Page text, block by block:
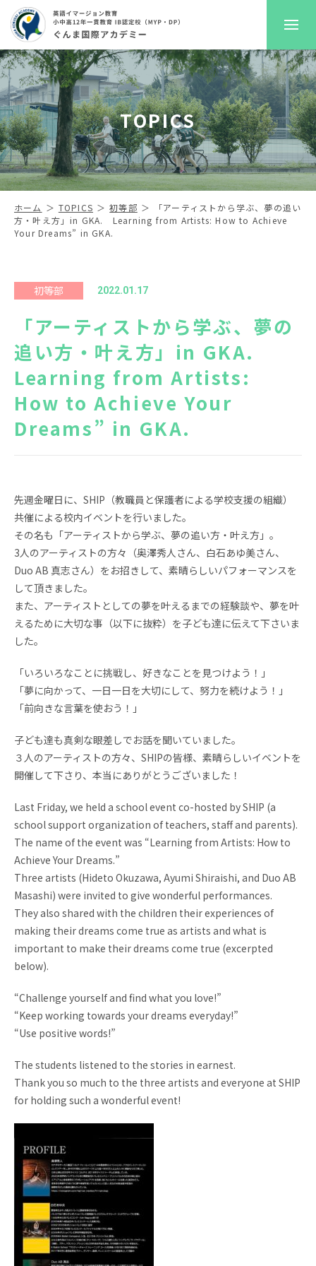
GKAについて
プレスクール
初等部
中高等部
入学案内
News Topics
FAQ 図書蔵書検索
保護者専用ページ
卒業生・転出された方
採用情報 視察申し込み
TOPICS
ホーム TOPICS 初等部
「アーティストから学ぶ、夢の追い
方・叶え方」in GKA. Learning from Artists: How to Achieve
Your Dreams” in GKA.
2022.01.17
初等部
「アーティストから学ぶ、夢の
追い方・叶え方」in GKA.
Learning from Artists:
How to Achieve Your
Dreams” in GKA.
先週金曜日に、SHIP（教職員と保護者による学校支援の組織）
共催による校内イベントを行いました。
その名も「アーティストから学ぶ、夢の追い方・叶え方」。
3人のアーティストの方々（奥澤秀人さん、白石あゆ美さん、
Duo AB 真志さん）をお招きして、素晴らしいパフォーマンスを
して頂きました。
また、アーティストとしての夢を叶えるまでの経験談や、夢を叶
えるために大切な事（以下に抜粋）を子ども達に伝えて下さいま
した。
「いろいろなことに挑戦し、好きなことを見つけよう！」
「夢に向かって、一日一日を大切にして、努力を続けよう！」
「前向きな言葉を使おう！」
子ども達も真剣な眼差しでお話を聞いていました。
３人のアーティストの方々、SHIPの皆様、素晴らしいイベントを
開催して下さり、本当にありがとうございました！
Last Friday, we held a school event co-hosted by SHIP (a
school support organization of teachers, staff and parents).
The name of the event was “Learning from Artists: How to
Achieve Your Dreams.”
Three artists (Hideto Okuzawa, Ayumi Shiraishi, and Duo AB
Masashi) were invited to give wonderful performances.
They also shared with the children their experiences of
making their dreams come true as artists and what is
important to make their dreams come true (excerpted
below).
“Challenge yourself and find what you love!”
“Keep working towards your dreams everyday!”
“Use positive words!”
The students listened to the stories in earnest.
Thank you so much to the three artists and everyone at SHIP
for holding such a wonderful event!